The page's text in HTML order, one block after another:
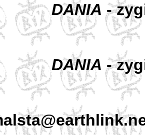
DANIA -
DANIA -